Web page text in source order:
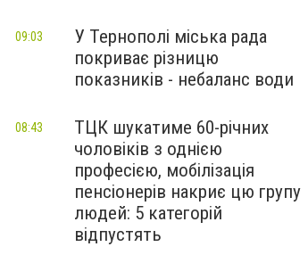
У Тернополі міська рада
покриває різницю
показників - небаланс води
09:03
ТЦК шукатиме 60-річних
чоловіків з однією
професією, мобілізація
пенсіонерів накриє цю групу
людей: 5 категорій
відпустять
08:43